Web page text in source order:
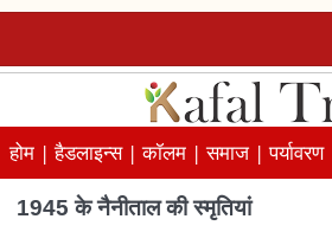
होम |हैडलाइन्स |कॉलम |समाज |
1945 के नैनीताल की स्मृतियां